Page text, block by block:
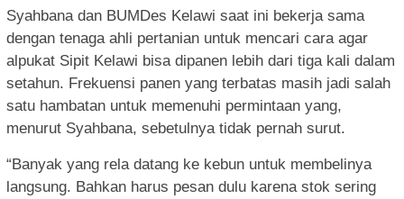
Syahbana dan BUMDes Kelawi saat ini bekerja sama
dengan tenaga ahli pertanian untuk mencari cara agar
alpukat Sipit Kelawi bisa dipanen lebih dari tiga kali dalam
setahun. Frekuensi panen yang terbatas masih jadi salah
satu hambatan untuk memenuhi permintaan yang,
menurut Syahbana, sebetulnya tidak pernah surut.
“Banyak yang rela datang ke kebun untuk membelinya
langsung. Bahkan harus pesan dulu karena stok sering